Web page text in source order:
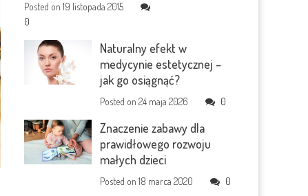
Posted on19 listopada 2015
0
Naturalny efekt w
medycynie estetycznej –
jak go osiągnąć?
Posted on24 maja 2026 0
Znaczenie zabawy dla
prawidłowego rozwoju
małych dzieci
Posted on18 marca 2020 0